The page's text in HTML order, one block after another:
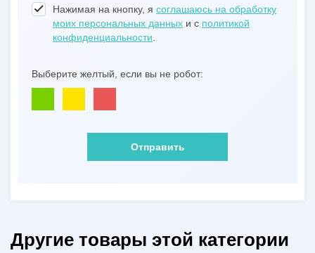
Нажимая на кнопку, я соглашаюсь на обработку
моих персональных данных и с политикой
конфиденциальности
Выберите желтый, если вы не робот:
Отправить
Другие товары этой категории